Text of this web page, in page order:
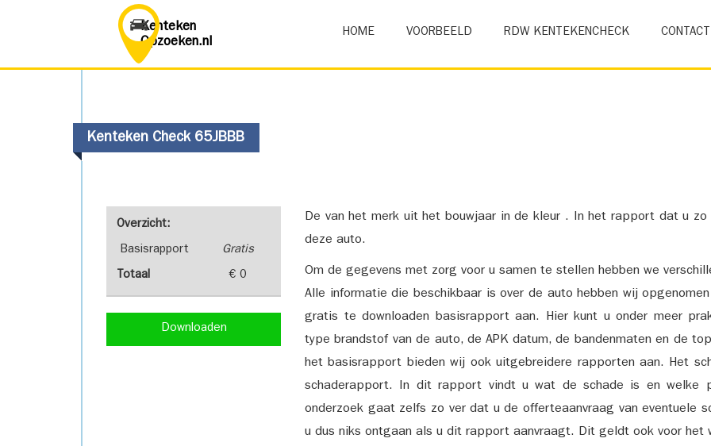
Kenteken
Opzoeken.nl
HOME VOORBEELD RDW KENTEKENCHECK CONTACT
Kenteken Check 65JBBB
Overzicht:
Basisrapport Gratis
Totaal € 0
Downloaden
De van het merk uit het bouwjaar in de kleur . In het rapport dat u
deze auto.
Om de gegevens met zorg voor u samen te stellen hebben we
Alle informatie die beschikbaar is over de auto hebben wij
gratis te downloaden basisrapport aan. Hier kunt u onder meer
type brandstof van de auto, de APK datum, de bandenmaten en de
het basisrapport bieden wij ook uitgebreidere rapporten aan. Het
schaderapport. In dit rapport vindt u wat de schade is en welke
onderzoek gaat zelfs zo ver dat u de offerteaanvraag van eventuele
u dus niks ontgaan als u dit rapport aanvraagt. Dit geldt ook voor